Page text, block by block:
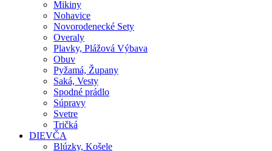
Mikiny
Nohavice
Novorodenecké Sety
Overaly
Plavky, Plážová Výbava
Obuv
Pyžamá, Župany
Saká, Vesty
Spodné prádlo
Súpravy
Svetre
Tričká
DIEVČA
Blúzky, Košele